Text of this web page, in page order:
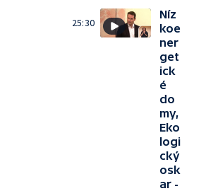
25:30
Níz
koe
ner
get
ick
é
do
my,
Eko
logi
cký
osk
ar -